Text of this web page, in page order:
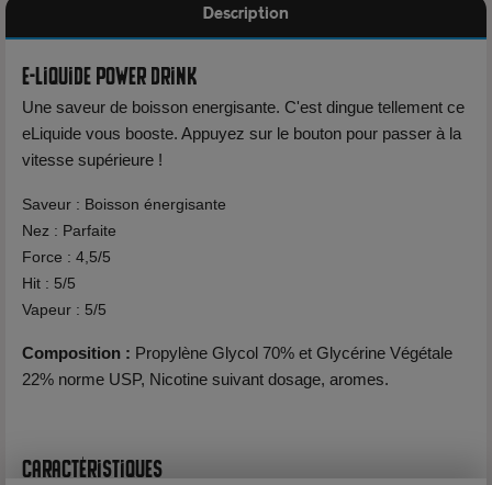
Description
E-liquide Power Drink
Une saveur de boisson energisante. C'est dingue tellement ce
eLiquide vous booste. Appuyez sur le bouton pour passer à la
vitesse supérieure !
Saveur : Boisson énergisante
Nez : Parfaite
Force : 4,5/5
Hit : 5/5
Vapeur : 5/5
Composition : Propylène Glycol 70% et Glycérine Végétale
22% norme USP, Nicotine suivant dosage, aromes.
Caractéristiques